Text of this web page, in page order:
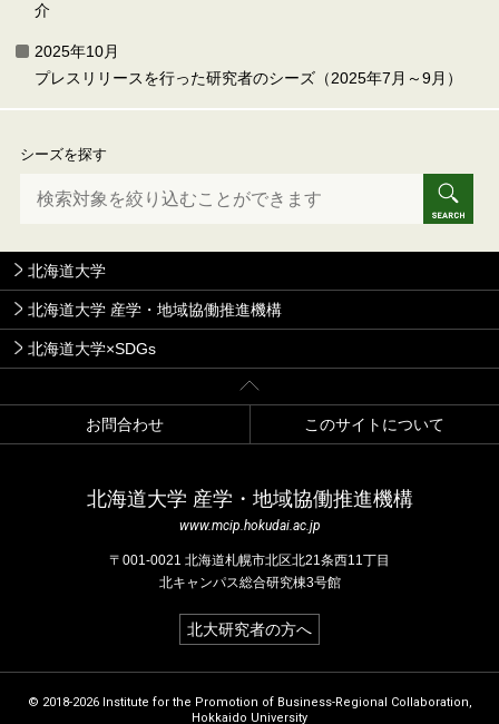
介
2025年10月
プレスリリースを行った研究者のシーズ（2025年7月～9月）
シーズを探す
北海道大学
北海道大学 産学・地域協働推進機構
北海道大学×SDGs
北大研究者の方へ
お問合わせ このサイトについて
北海道⼤学 産学・地域協働推進機構
www.mcip.hokudai.ac.jp
〒001-0021 北海道札幌市北区北21条⻄11丁⽬
北キャンパス総合研究棟3号館
© 2018-2026 Institute for the Promotion of Business-Regional Collaboration,
Hokkaido University